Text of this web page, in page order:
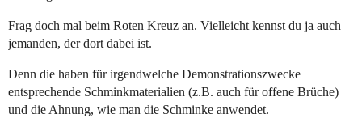
Frag doch mal beim Roten Kreuz an. Vielleicht kennst du ja auch
jemanden, der dort dabei ist.
Denn die haben für irgendwelche Demonstrationszwecke
entsprechende Schminkmaterialien (z.B. auch für offene Brüche)
und die Ahnung, wie man die Schminke anwendet.